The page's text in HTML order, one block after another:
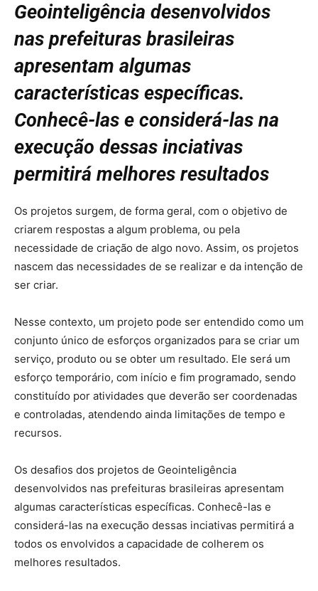
Geointeligência desenvolvidos
nas prefeituras brasileiras
apresentam algumas
características específicas.
Conhecê-las e considerá-las na
execução dessas inciativas
permitirá melhores resultados
Os projetos surgem, de forma geral, com o objetivo de
criarem respostas a algum problema, ou pela
necessidade de criação de algo novo. Assim, os projetos
nascem das necessidades de se realizar e da intenção de
ser criar.
Nesse contexto, um projeto pode ser entendido como um
conjunto único de esforços organizados para se criar um
serviço, produto ou se obter um resultado. Ele será um
esforço temporário, com início e fim programado, sendo
constituído por atividades que deverão ser coordenadas
e controladas, atendendo ainda limitações de tempo e
recursos.
Os desafios dos projetos de Geointeligência
desenvolvidos nas prefeituras brasileiras apresentam
algumas características específicas. Conhecê-las e
considerá-las na execução dessas inciativas permitirá a
todos os envolvidos a capacidade de colherem os
melhores resultados.